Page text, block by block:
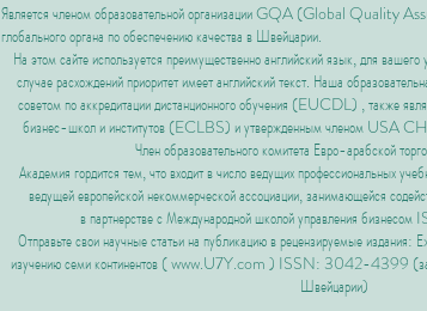
Является членом образовательной организации GQA (Global Quality
глобального органа по обеспечению качества в Швейцарии.
На этом сайте используется преимущественно английский язык, для
случае расхождений приоритет имеет английский текст. Наша
советом по аккредитации дистанционного обучения (EUCDL) , также
бизнес-школ и институтов (ECLBS) и утвержденным членом
Член образовательного комитета Евро-арабской
Академия гордится тем, что входит в число ведущих профессиональных
ведущей европейской некоммерческой ассоциации, занимающейся
в партнерстве с Международной школой управления
Отправьте свои научные статьи на публикацию в рецензируемые
изучению семи континентов (www.U7Y.com ) ISSN: 3042-4399
Швейцарии)